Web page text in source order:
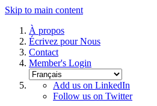
Skip to main content
À propos
Écrivez pour Nous
Contact
Member's Login
Add us on LinkedIn
Follow us on Twitter